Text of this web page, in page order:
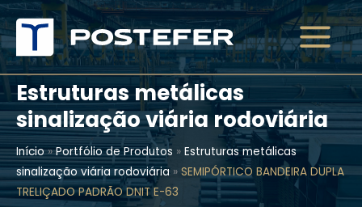
Ir
para
o
conteúdo
Estruturas metálicas
sinalização viária rodoviária
Início»Portfólio de Produtos » Estruturas metálicas
sinalização viária rodoviária» SEMIPÓRTICO BANDEIRA DUPLA
TRELIÇADO PADRÃO DNIT E-63